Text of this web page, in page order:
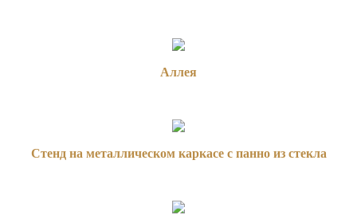
Аллея
Стенд на металлическом каркасе с панно из стекла